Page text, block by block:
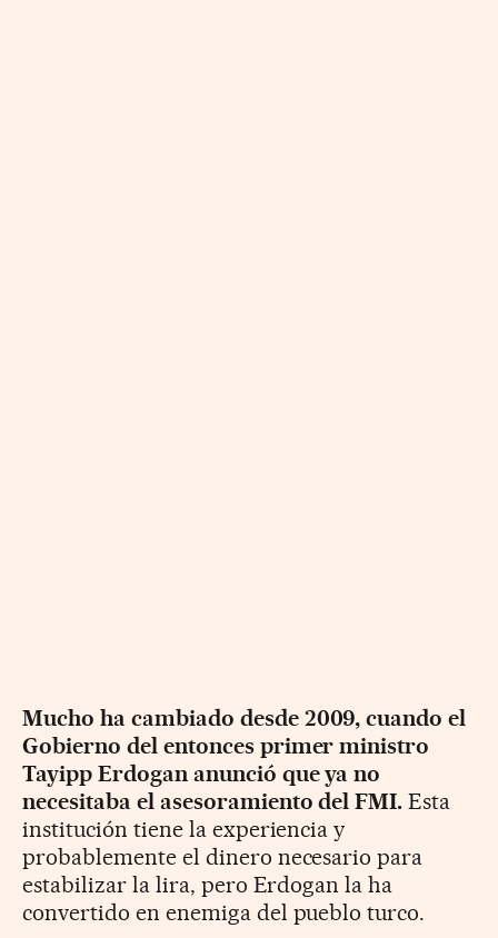
Mucho ha cambiado desde 2009, cuando el
Gobierno del entonces primer ministro
Tayipp Erdogan anunció que ya no
necesitaba el asesoramiento del FMI. Esta
institución tiene la experiencia y
probablemente el dinero necesario para
estabilizar la lira, pero Erdogan la ha
convertido en enemiga del pueblo turco.